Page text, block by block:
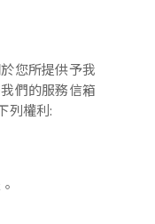
您所提供予我
們的服務信箱
列權利: